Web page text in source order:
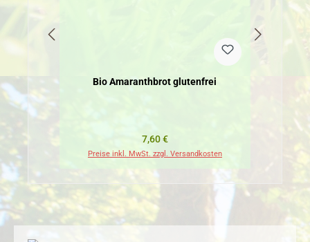
Bio Amaranthbrot glutenfrei
Regulärer Preis:
7,60 €
Preise inkl. MwSt. zzgl. Versandkosten